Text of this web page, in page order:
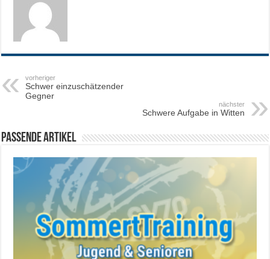
vorheriger
Schwer einzuschätzender
Gegner
nächster
Schwere Aufgabe in Witten
Passende Artikel